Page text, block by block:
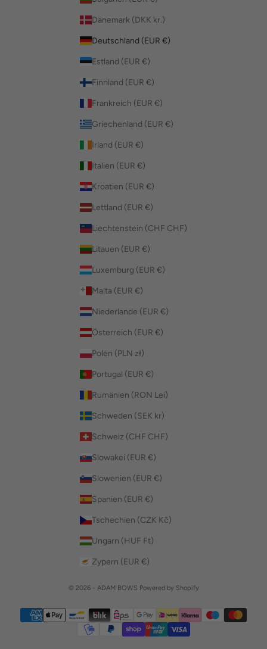
Dänemark (DKK kr.)
Deutschland (EUR €)
Estland (EUR €)
Finnland (EUR €)
Frankreich (EUR €)
Griechenland (EUR €)
Irland (EUR €)
Italien (EUR €)
Kroatien (EUR €)
Lettland (EUR €)
Liechtenstein (CHF CHF)
Litauen (EUR €)
Luxemburg (EUR €)
Malta (EUR €)
Niederlande (EUR €)
Österreich (EUR €)
Polen (PLN zł)
Portugal (EUR €)
Rumänien (RON Lei)
Schweden (SEK kr)
Schweiz (CHF CHF)
Slowakei (EUR €)
Slowenien (EUR €)
Spanien (EUR €)
Tschechien (CZK Kč)
Ungarn (HUF Ft)
Zypern (EUR €)
© 2026 - ADAM BOWS Powered by Shopify